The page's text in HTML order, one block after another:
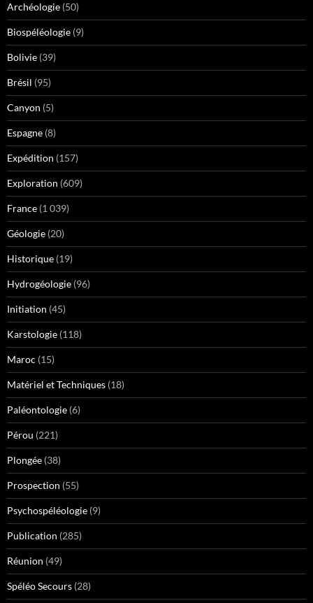
Archéologie (50)
Biospéléologie (9)
Bolivie (39)
Brésil (95)
Canyon (5)
Espagne (8)
Expédition (157)
Exploration (609)
France (1 039)
Géologie (20)
Historique (19)
Hydrogéologie (96)
Initiation (45)
Karstologie (118)
Maroc (15)
Matériel et Techniques (18)
Paléontologie (6)
Pérou (221)
Plongée (38)
Prospection (55)
Psychospéléologie (9)
Publication (285)
Réunion (49)
Spéléo Secours (28)